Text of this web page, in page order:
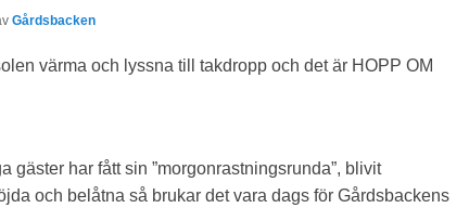
Gårdsbacken
värma och lyssna till takdropp och det är HOPP OM
gäster har fått sin ”morgonrastningsrunda”, blivit
och belåtna så brukar det vara dags för Gårdsbackens